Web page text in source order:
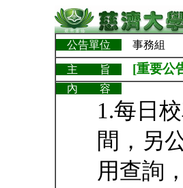
公告單位 事務組
主 旨 [重要公
內 容
1.每日
間，另
用查詢